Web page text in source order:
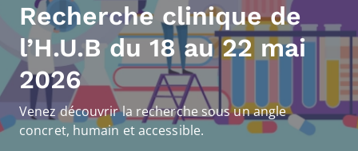
Recherche clinique de
l’H.U.B du 18 au 22 mai
2026
Venez découvrir la recherche sous un angle
concret, humain et accessible.